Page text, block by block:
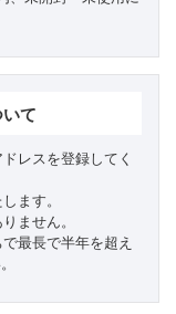
て
レスを登録してく
ます。
ません。
最長で半年を超え